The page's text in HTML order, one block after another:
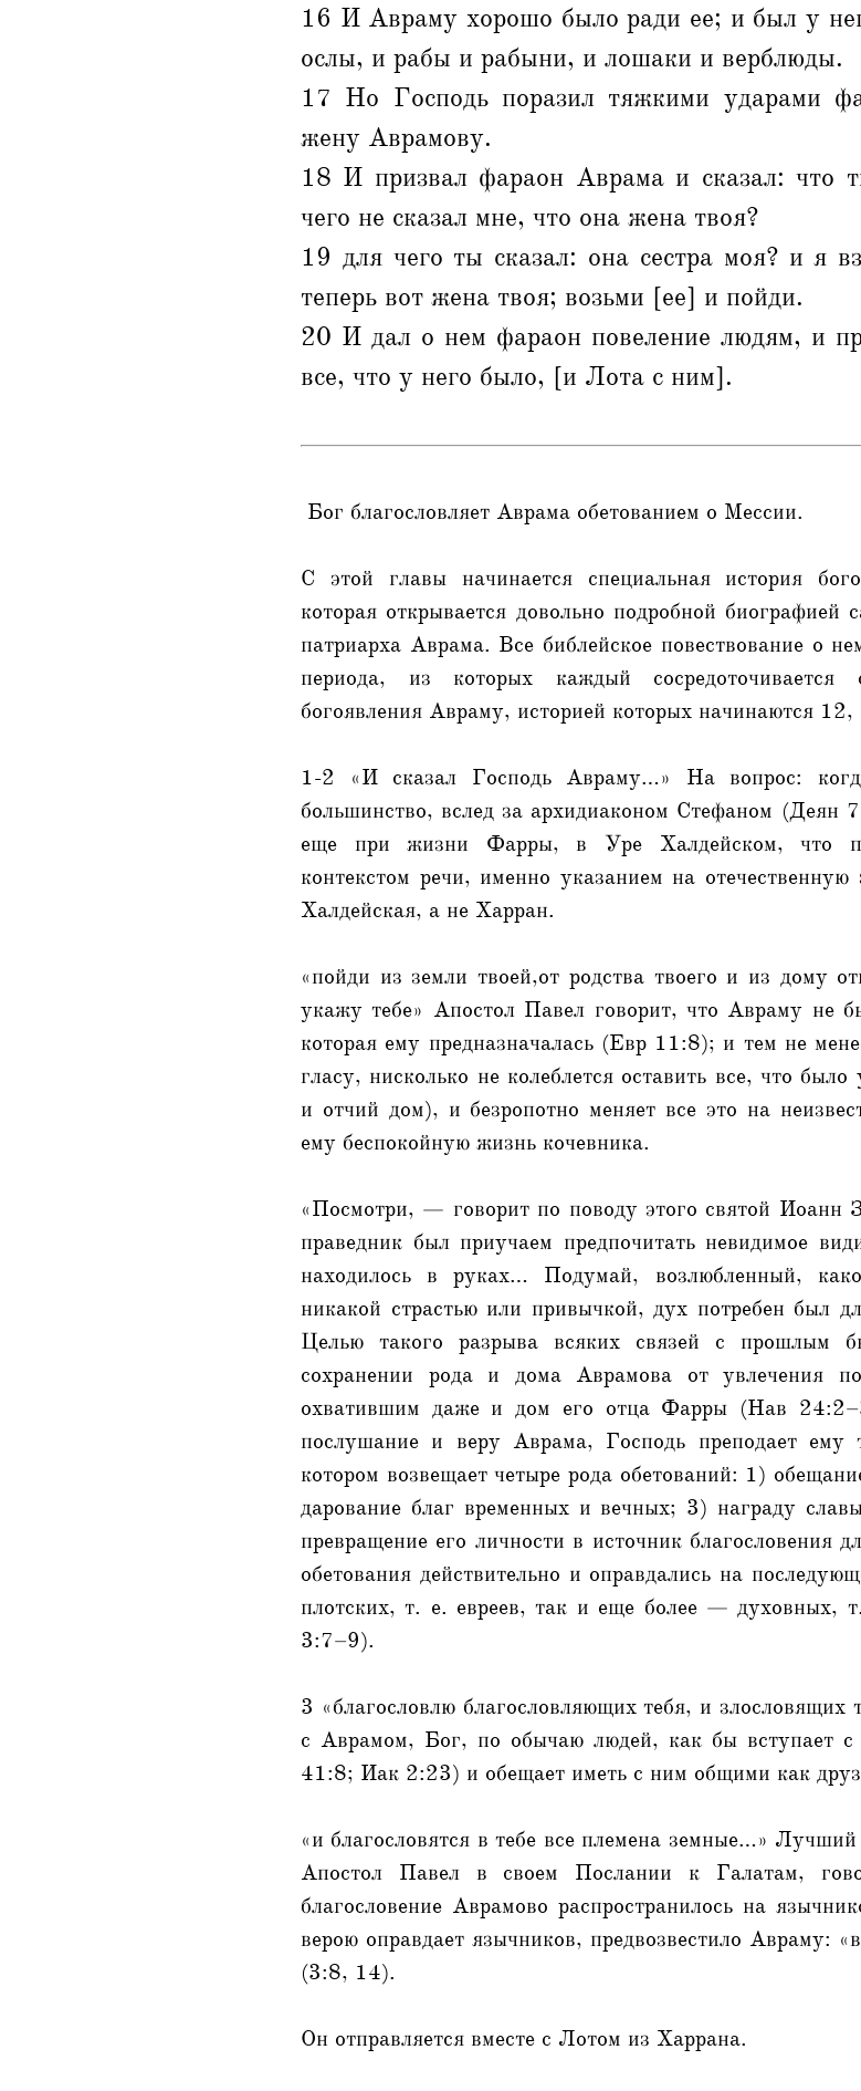
16 И Авраму хорошо было ради ее; и был у
ослы, и рабы и рабыни, и лошаки и верблюды.
17 Но Господь поразил тяжкими ударами
жену Аврамову.
18 И призвал фараон Аврама и сказал: что
чего не сказал мне, что она жена твоя?
19 для чего ты сказал: она сестра моя? и я
теперь вот жена твоя; возьми [ее] и пойди.
20 И дал о нем фараон повеление людям, и
все, что у него было, [и Лота с ним].
Бог благословляет Аврама обетованием о Мессии.
С этой главы начинается специальная история
которая открывается довольно подробной биографией
патриарха Аврама. Все библейское повествование о
периода, из которых каждый сосредоточивается
богоявления Авраму, историей которых начинаются
1-2 «И сказал Господь Авраму…» На вопрос:
большинство, вслед за архидиаконом Стефаном (Деян
еще при жизни Фарры, в Уре Халдейском, что
контекстом речи, именно указанием на
Халдейская, а не Харран.
«пойди из земли твоей,от родства твоего и из дому
укажу тебе» Апостол Павел говорит, что Авраму не
которая ему предназначалась (Евр 11:8); и тем не
гласу, нисколько не колеблется оставить все, что
и отчий дом), и безропотно меняет все это на
ему беспокойную жизнь кочевника.
«Посмотри, — говорит по поводу этого святой Иоанн
праведник был приучаем предпочитать невидимое
находилось в руках… Подумай, возлюбленный,
никакой страстью или привычкой, дух потребен был
Целью такого разрыва всяких связей с прошлым
сохранении рода и дома Аврамова от увлечения
охватившим даже и дом его отца Фарры (Нав
послушание и веру Аврама, Господь преподает ему
котором возвещает четыре рода обетований: 1)
дарование благ временных и вечных; 3) награду
превращение его личности в источник благословения
обетования действительно и оправдались на
плотских, т. е. евреев, так и еще более — духовных,
3:7–9).
3 «благословлю благословляющих тебя, и злословящих
с Аврамом, Бог, по обычаю людей, как бы
41:8; Иак 2:23) и обещает иметь с ним общими как
«и благословятся в тебе все племена земные…»
Апостол Павел в своем Послании к Галатам,
благословение Аврамово распространилось на
верою оправдает язычников, предвозвестило Авраму:
(3:8, 14).
Он отправляется вместе с Лотом из Харрана.